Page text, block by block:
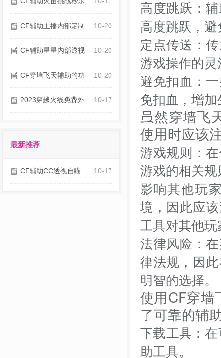
CF辅助主播内部定制 10-20
CF辅助星星内部透视 10-20
CF穿墙飞天辅助的功 10-20
2023穿越火线免费外 10-17
最新推荐
CF辅助CC透视自瞄 10-17
高度跳跃：
高度跳跃，
定点传送：
游戏操作的
避免扣血：
免扣血，增
虽然穿墙飞
使用时应该
游戏规则：
游戏的相关
影响其他玩
境，因此应
工具对其他
法律风险：
律法规，因
明智的选择。
使用CF穿墙
了可靠的辅
下载工具：
助工具。